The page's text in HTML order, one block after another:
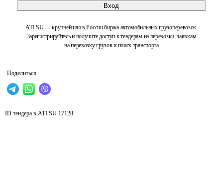
Вход
ATI.SU — крупнейшая в России биржа автомобильных грузоперевозок.
Зарегистрируйтесь и получите доступ к тендерам на перевозки, заявкам
на перевозку грузов и поиск транспорта
Поделиться
ID тендера в ATI.SU 17128